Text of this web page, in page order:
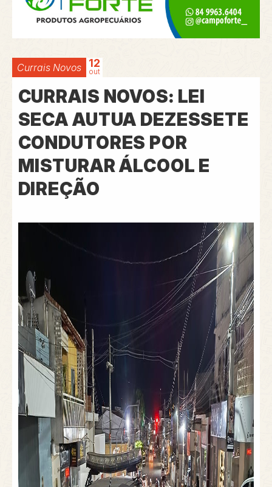
Currais Novos 12
out
CURRAIS NOVOS: LEI
SECA AUTUA DEZESSETE
CONDUTORES POR
MISTURAR ÁLCOOL E
DIREÇÃO